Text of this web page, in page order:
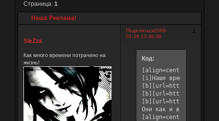
Наша Реклама!
Страница: 1
Поделиться 1
2008-
01-29 13:36:38
SleZza
Как много времени потрачено на
жизнь!
Код:
[i]Наше время, город
[b][url=http://
[b][url=http://
[b][url=http://
Они как и все
[align=center]только